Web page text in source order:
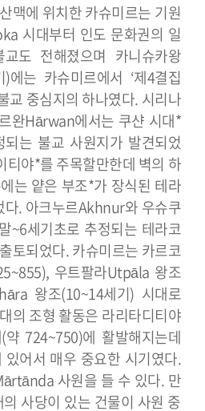
맥에 위치한 카슈미르는 기원
시대부터 인도 문화권의 일
도 전해졌으며 카니슈카왕
에는 카슈미르에서 ‘제4결집
교 중심지의 하나였다. 시리나
완Hārwan에서는 쿠샨 시대*
는 불교 사원지가 발견되었
티야*를 주목할만한데 벽의 하
는 얕은 부조*가 장식된 테라
다. 아크누르Akhnur와 우슈쿠
~6세기초로 추정되는 테라코
토되었다.카슈미르는 카르코
우트팔라Utpāla 왕조
왕조(10~14세기) 시대로
의 조형 활동은 라리타디티야
724~750)에 활발해지는데
어서 매우 중요한 시기였다.
사원을 들 수 있다. 만
사당이 있는 건물이 사원 중